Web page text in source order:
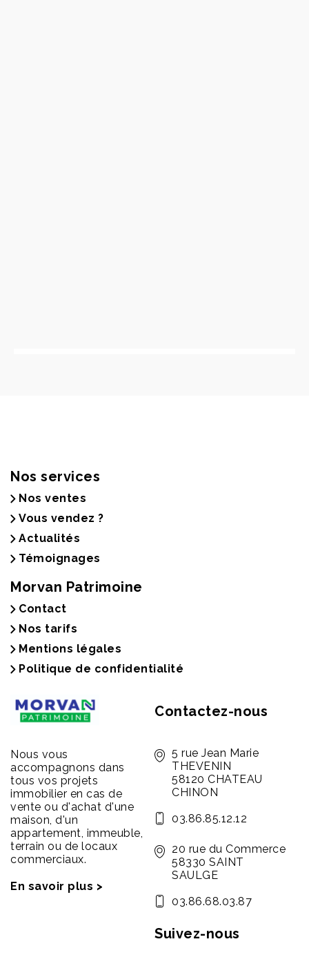
Nos services
Nos ventes
Vous vendez ?
Actualités
Témoignages
Morvan Patrimoine
Contact
Nos tarifs
Mentions légales
Politique de confidentialité
Nous vous
accompagnons dans
tous vos projets
immobilier en cas de
vente ou d'achat d'une
maison, d'un
appartement, immeuble,
terrain ou de locaux
commerciaux.
En savoir plus >
Contactez-nous
5 rue Jean Marie
THEVENIN
58120 CHATEAU
CHINON
03.86.85.12.12
20 rue du Commerce
58330 SAINT
SAULGE
03.86.68.03.87
Suivez-nous